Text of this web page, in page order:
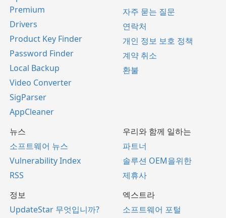
Premium
Drivers
Product Key Finder
Password Finder
Local Backup
Video Converter
SigParser
AppCleaner
자주 묻는 질문
연락처
개인 정보 보호 정책
계약 취소
환불
뉴스
소프트웨어 뉴스
Vulnerability Index
RSS
우리와 함께 일하는
파트너
솔루션 OEM을위한
제휴사
정보
UpdateStar 무엇입니까?
엑스트라
소프트웨어 포털